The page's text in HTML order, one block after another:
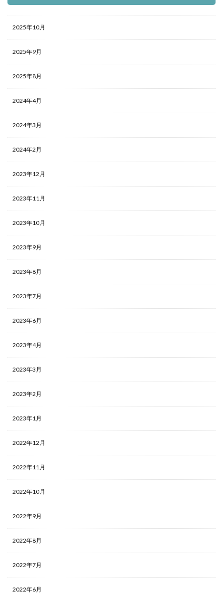
2025年10月
2025年9月
2025年8月
2024年4月
2024年3月
2024年2月
2023年12月
2023年11月
2023年10月
2023年9月
2023年8月
2023年7月
2023年6月
2023年4月
2023年3月
2023年2月
2023年1月
2022年12月
2022年11月
2022年10月
2022年9月
2022年8月
2022年7月
2022年6月